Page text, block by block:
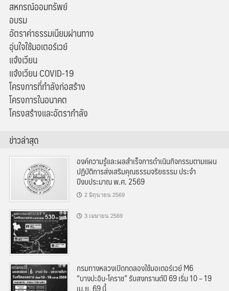
สหกรณ์ออมทรัพย์
อบรม
อัตราค่าธรรมเนียมผ่านทาง
อุ่นใจใช้มอเตอร์เวย์
แจ้งเวียน
แจ้งเวียน COVID-19
โครงการที่กำลังก่อสร้าง
โครงการในอนาคต
โครงสร้างและอัตรากำลัง
ข่าวล่าสุด
องค์ความรู้และผลสำเร็จการดำเนินกิจกรรมตามแผน
ปฏิบัติการส่งเสริมคุณธรรมจริยธรรม ประจำ
ปีงบประมาณ พ.ศ. 2569
2 มิถุนายน 2569
3 เมษายน 2569
กรมทางหลวงเปิดทดลองใช้มอเตอร์เวย์ M6
“บางปะอิน-โคราช” รับสงกรานต์ปี 69 เริ่ม 10 – 19
เม.ย. 69 นี้